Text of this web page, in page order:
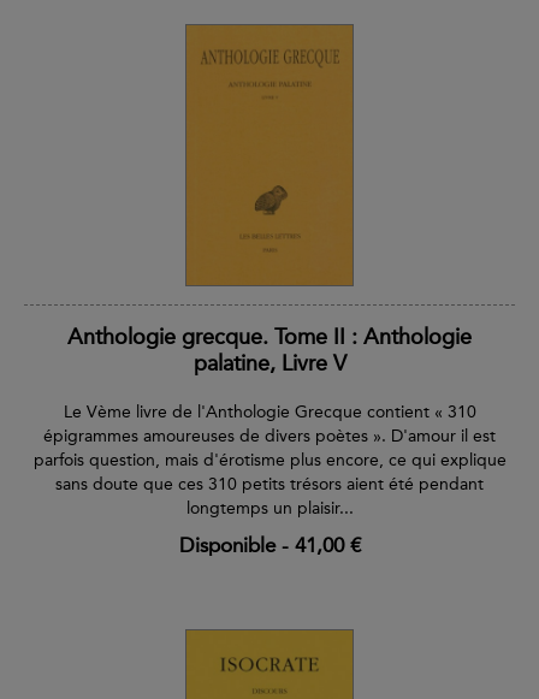
Anthologie grecque. Tome II : Anthologie
palatine, Livre V
Le Vème livre de l'Anthologie Grecque contient « 310
épigrammes amoureuses de divers poètes ». D'amour il est
parfois question, mais d'érotisme plus encore, ce qui explique
sans doute que ces 310 petits trésors aient été pendant
longtemps un plaisir...
Disponible- 41,00 €